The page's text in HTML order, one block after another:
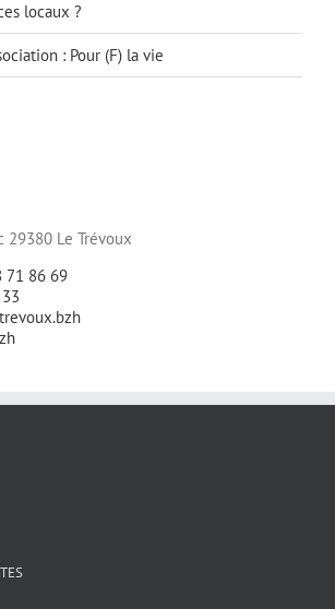
locaux ?
: Pour (F) la vie
29380 Le Trévoux
71 86 69